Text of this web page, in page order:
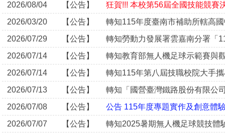
2026/08/04
【公告】
2026/03/20
【公告】
2026/07/29
【公告】
2026/07/14
【公告】
轉知教育部無人機足球示範賽與
2026/07/14
【公告】
2026/07/13
【公告】
轉知「國營臺灣鐵路股份有限公
2026/07/08
【公告】
公告 115年度專題實作及創意體
2026/07/07
【公告】
轉知2025暑期無人機足球競技體